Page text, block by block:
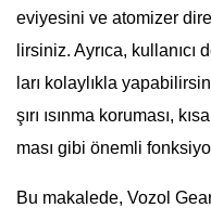
eviyesini ve atomizer
lirsiniz. Ayrıca,
ları kolaylıkla
şırı ısınma koruması,
ması gibi önemli
Bu makalede, Vozol